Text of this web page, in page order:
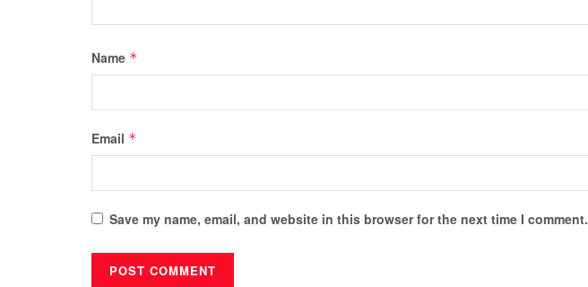
Name *
Email *
Save my name, email, and website in this browser for the next time I comment.